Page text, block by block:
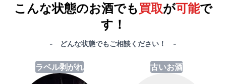
こんな状態のお酒でも買取が可能で
す！
- どんな状態でもご相談ください！ -
ラベル剥がれ 古いお酒